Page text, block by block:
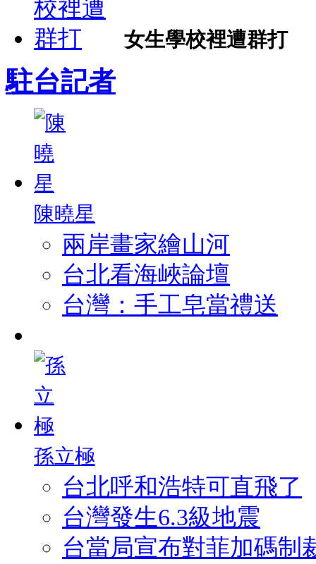
女生學校裡遭群打
駐台記者
陳曉星
兩岸畫家繪山河
台北看海峽論壇
台灣：手工皂當禮送
孫立極
台北呼和浩特可直飛了
台灣發生6.3級地震
台當局宣布對菲加碼制